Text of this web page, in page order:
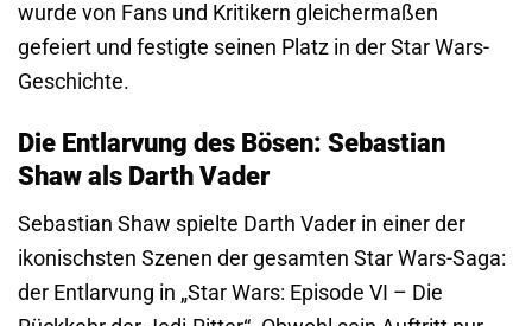
wurde von Fans und Kritikern gleichermaßen
gefeiert und festigte seinen Platz in der Star Wars-
Geschichte.
Die Entlarvung des Bösen: Sebastian
Shaw als Darth Vader
Sebastian Shaw spielte Darth Vader in einer der
ikonischsten Szenen der gesamten Star Wars-Saga:
der Entlarvung in „Star Wars: Episode VI – Die